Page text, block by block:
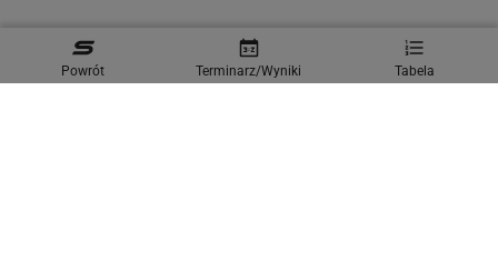
Powrót Terminarz/Wyniki Tabela